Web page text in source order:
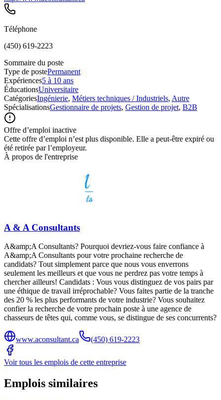
Téléphone
(450) 619-2223
Sommaire du poste
Type de postePermanent
Expériences5 à 10 ans
ÉducationsUniversitaire
CatégoriesIngénierie, Métiers techniques / Industriels, Autre
SpécialisationsGestionnaire de projets, Gestion de projet, B2B
Offre d’emploi inactive
Cette offre d’emploi n’est plus disponible. Elle a peut-être expiré ou
été retirée par l’employeur.
À propos de l'entreprise
A & A Consultants
A&amp;A Consultants? Pourquoi devriez-vous faire confiance à
A&amp;A Consultants pour votre prochaine recherche de
candidats? Tout simplement parce que nous vous enverrons
seulement les meilleurs et que vous ne perdrez pas votre temps à
chercher ailleurs! Candidats : Vous vous distinguez de vos pairs par
une éthique de travail irréprochable? Vous faites partie de la tranche
des 20 % les plus performants de votre industrie? Vous souhaitez
confier la recherche de votre prochain poste à une agence de
chasseurs de têtes qui, comme vous, se distingue de ses concurrents?
www.aconsultant.ca (450) 619-2223
Voir tous les emplois de cette entreprise
Emplois similaires